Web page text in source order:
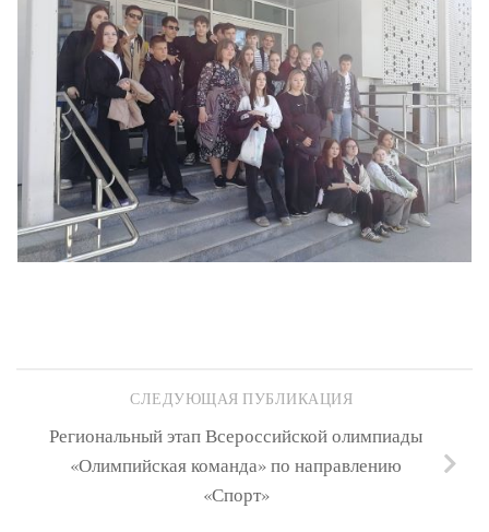
СЛЕДУЮЩАЯ ПУБЛИКАЦИЯ
Региональный этап Всероссийской олимпиады
«Олимпийская команда» по направлению
«Спорт»